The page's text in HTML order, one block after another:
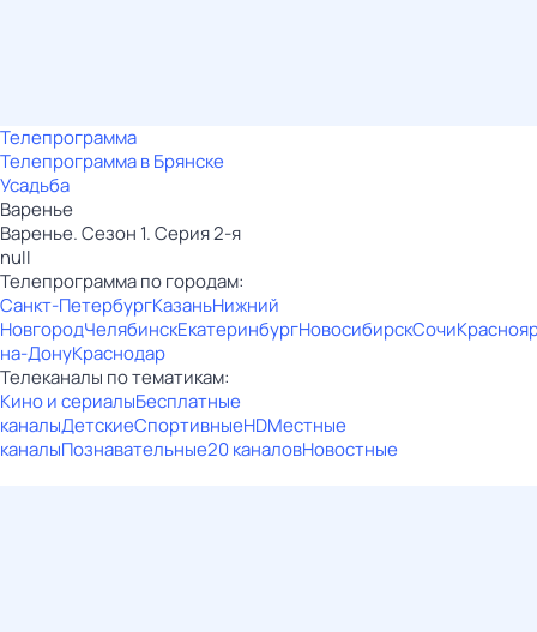
Телепрограмма
Телепрограмма в Брянске
Усадьба
Варенье
Варенье. Сезон 1. Серия 2-я
null
Телепрограмма по городам:
Санкт-ПетербургКазаньНижний
НовгородЧелябинскЕкатеринбургНовосибирскСочи
на-ДонуКраснодар
Телеканалы по тематикам:
Кино и сериалыБесплатные
каналыДетскиеСпортивныеHDМестные
каналыПознавательные20 каналовНовостные